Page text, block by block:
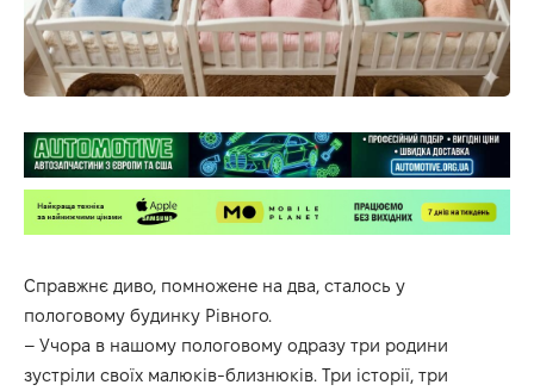
Справжнє диво, помножене на два, сталось у
пологовому будинку Рівного.
– Учора в нашому пологовому одразу три родини
зустріли своїх малюків-близнюків. Три історії, три